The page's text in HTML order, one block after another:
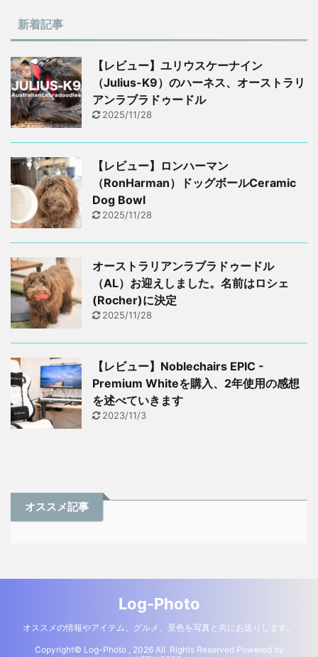
新着記事
【レビュー】ユリウスケーナイン
（Julius-K9）のハーネス、オーストラリ
アンラブラドゥードル
2025/11/28
【レビュー】ロンハーマン
（RonHarman）ドッグボールCeramic
Dog Bowl
2025/11/28
オーストラリアンラブラドゥードル
（AL）お迎えしました。名前はロシェ
(Rocher)に決定
2025/11/28
【レビュー】Noblechairs EPIC -
Premium Whiteを購入、2年使用の感想
を述べていきます
2023/11/3
オススメ記事
Log-Photo
オススメの情報やアイテム、グルメ、景色を写真と共にお送りします。
Copyright© Log-Photo , 2026 All Rights Reserved Powered by